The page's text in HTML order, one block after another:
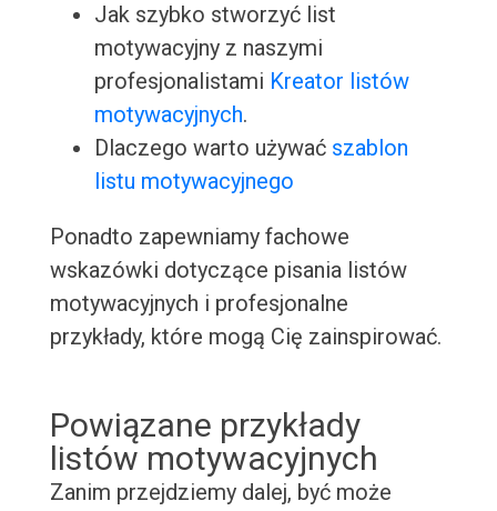
Jak szybko stworzyć list
motywacyjny z naszymi
profesjonalistami Kreator listów
motywacyjnych.
Dlaczego warto używać szablon
listu motywacyjnego
Ponadto zapewniamy fachowe
wskazówki dotyczące pisania listów
motywacyjnych i profesjonalne
przykłady, które mogą Cię zainspirować.
Powiązane przykłady
listów motywacyjnych
Zanim przejdziemy dalej, być może